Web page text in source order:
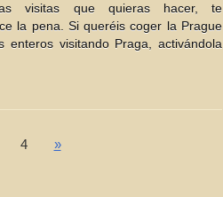
visitas que quieras hacer, te
la pena. Si queréis coger la Prague
visitando Praga, activándola
4 »